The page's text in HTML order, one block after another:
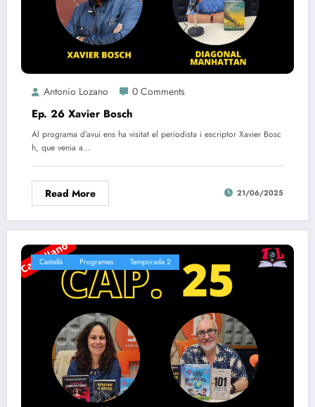
Antonio Lozano 0 Comments
Ep. 26 Xavier Bosch
Al programa d’avui ens ha visitat el periodista i escriptor Xavier Bosc
h, que venia a…
Read More 21/06/2025
Castellà Programes Temporada 2